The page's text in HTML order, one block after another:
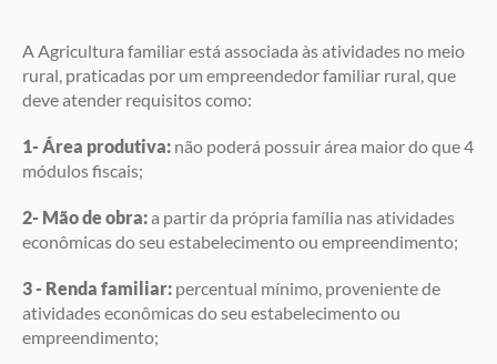
A Agricultura familiar está associada às atividades no meio
rural, praticadas por um empreendedor familiar rural, que
deve atender requisitos como:
1- Área produtiva: não poderá possuir área maior do que 4
módulos fiscais;
2- Mão de obra:a partir da própria família nas atividades
econômicas do seu estabelecimento ou empreendimento;
3 - Renda familiar: percentual mínimo, proveniente de
atividades econômicas do seu estabelecimento ou
empreendimento;